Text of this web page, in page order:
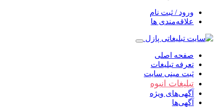
ورود / ثبت نام
علاقه‌مندی ها
صفحه اصلی
تعرفه تبلیغات
ثبت مینی سایت
تبلیغات انبوه
آگهی‌های ویژه
آگهی‌ها